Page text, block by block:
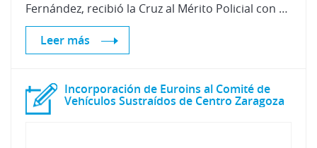
Fernández, recibió la Cruz al Mérito Policial con distintivo blanco en reconocimiento a la labor realizada en el centro de investigación en lo relativo a delincuencia relacionada con los vehículos.
Leer más
Incorporación de Euroins al Comité de
Vehículos Sustraídos de Centro Zaragoza